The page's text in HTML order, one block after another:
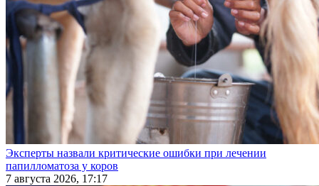
Эксперты назвали критические ошибки при лечении
папилломатоза у коров
7 августа 2026, 17:17